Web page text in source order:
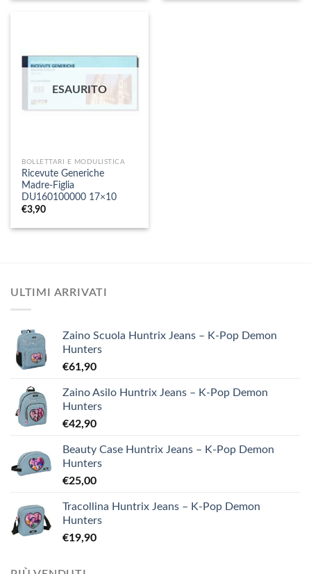
ESAURITO
BOLLETTARI E MODULISTICA
Ricevute Generiche
Madre-Figlia
DU160100000 17×10
€3,90
ULTIMI ARRIVATI
Zaino Scuola Huntrix Jeans – K-Pop Demon
Hunters
€61,90
Zaino Asilo Huntrix Jeans – K-Pop Demon
Hunters
€42,90
Beauty Case Huntrix Jeans – K-Pop Demon
Hunters
€25,00
Tracollina Huntrix Jeans – K-Pop Demon
Hunters
€19,90